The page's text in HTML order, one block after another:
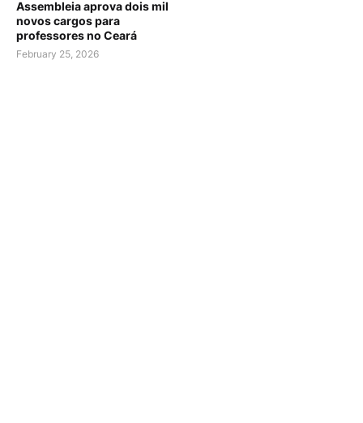
Assembleia aprova dois mil
novos cargos para
professores no Ceará
February 25, 2026